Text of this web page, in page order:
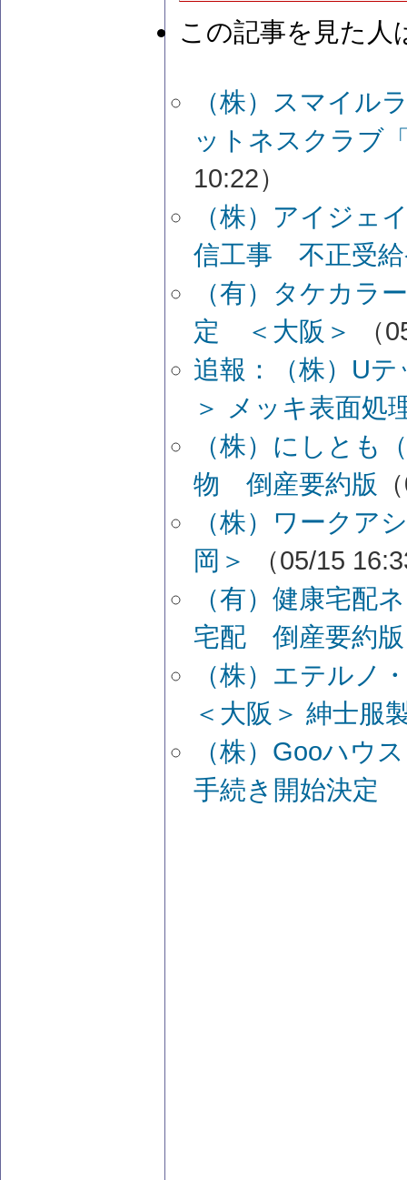
この記事を見た人
（株）スマイル
ットネスクラブ
10:22）
（株）アイジェ
信工事 不正受
（有）タケカラ
定 ＜大阪＞
（
追報：（株）U
＞ メッキ表面処
（株）にしとも
物 倒産要約版
（株）ワークア
岡＞
（05/15
（有）健康宅配
宅配 倒産要約版
（株）エテル
＜大阪＞ 紳士服
（株）Gooハウ
手続き開始決定